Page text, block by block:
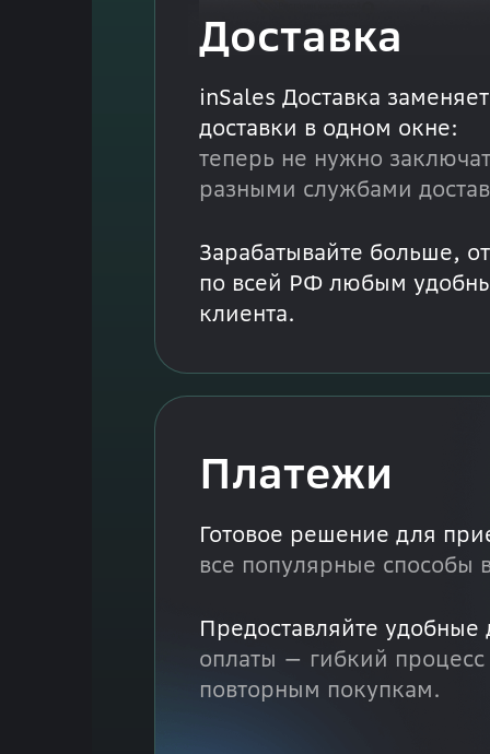
Доставка
inSales Доставка
доставки в одном окне:
теперь не нужно
разными службами
Зарабатывайте больше,
по всей РФ любым
клиента.
Платежи
Готовое решение для
все популярные способы
Предоставляйте удобные
оплаты — гибкий процесс
повторным покупкам.